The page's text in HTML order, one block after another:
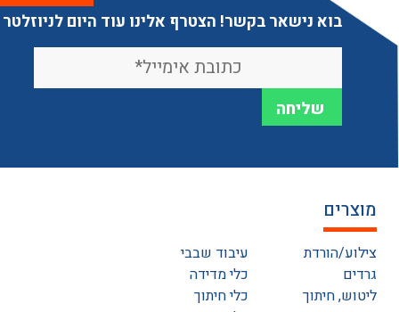
בוא נישאר בקשר! הצטרף אלינו עוד היום לניוזלטר
מוצרים
צילוע/הורדת
גרדים
ליטוש, חיתוך
עיבוד שבבי
כלי מדידה
כלי חיתוך